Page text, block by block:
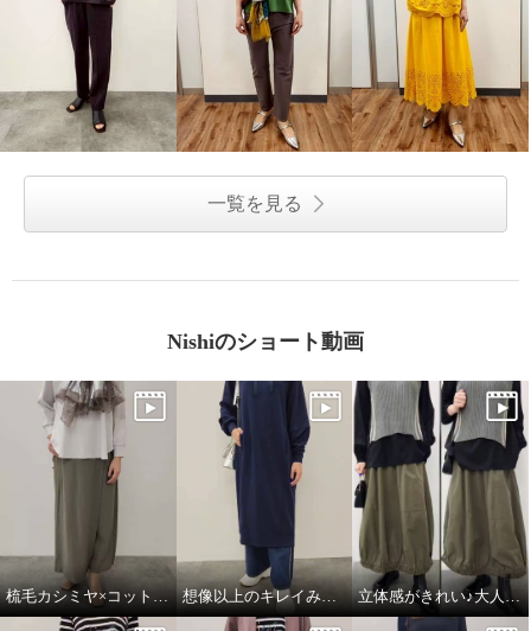
一覧を見る
Nishiのショート動画
梳毛カシミヤ×コットンラミー 箔プリントストール 想像以上のキレイみえ♪大人のフーディワンピ 立体感がきれい♪大人のハンサムスカート